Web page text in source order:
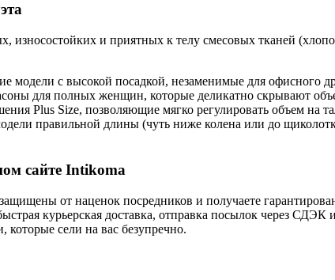
и приятных к телу смесовых тканей
модели с высокой посадкой, незаменимые для офисного
для полных женщин, которые деликатно скрывают
Plus Size, позволяющие мягко регулировать объем на
правильной длины (чуть ниже колена или до
сайте Intikoma
от наценок посредников и получаете
курьерская доставка, отправка посылок через
сели на вас безупречно.